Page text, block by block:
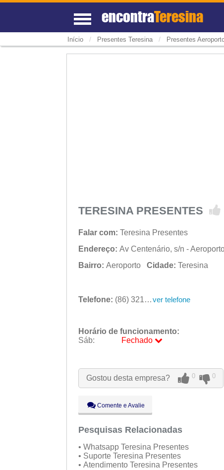
encontraTeresina
Início / Presentes Teresina / Presentes
TERESINA PRESENTES
Falar com: Teresina Presentes
Endereço: Av Centenário, s/n -
Bairro: Aeroporto Cidade: Teresina
Telefone: (86) 3214-2531 ver telefone
Horário de funcionamento:
Sáb:
Fechado
Qua:
09:00 - 18:00
Qui:
09:00 - 18:00
Sáb:
Dom:
Fechado
Gostou desta empresa? 0 0
Comente e Avalie
Pesquisas Relacionadas
• Whatsapp Teresina Presentes
• Suporte Teresina Presentes
• Atendimento Teresina Presentes